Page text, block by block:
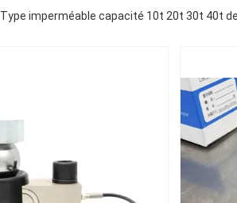
Type imperméable capacité 10t 20t 30t 40t